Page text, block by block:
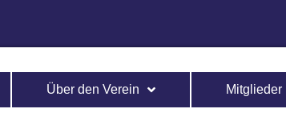
Über den Verein Mitglieder